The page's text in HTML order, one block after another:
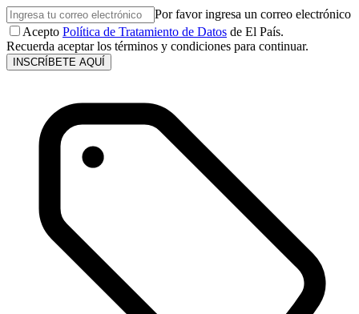
Por favor ingresa un correo electrónico
Acepto Política de Tratamiento de Datos de El País.
Recuerda aceptar los términos y condiciones para continuar.
INSCRÍBETE AQUÍ